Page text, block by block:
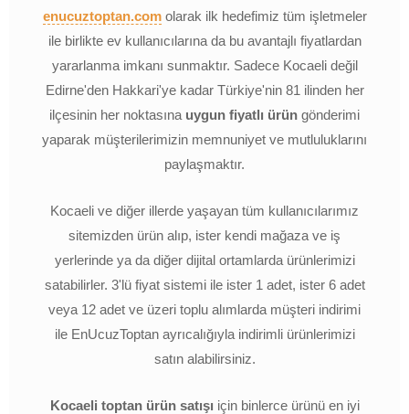
enucuztoptan.comolarak ilk hedefimiz tüm işletmeler
ile birlikte ev kullanıcılarına da bu avantajlı fiyatlardan
yararlanma imkanı sunmaktır. Sadece Kocaeli değil
Edirne'den Hakkari'ye kadar Türkiye'nin 81 ilinden her
ilçesinin her noktasına uygun fiyatlı ürün gönderimi
yaparak müşterilerimizin memnuniyet ve mutluluklarını
paylaşmaktır.
Kocaeli ve diğer illerde yaşayan tüm kullanıcılarımız
sitemizden ürün alıp, ister kendi mağaza ve iş
yerlerinde ya da diğer dijital ortamlarda ürünlerimizi
satabilirler. 3'lü fiyat sistemi ile ister 1 adet, ister 6 adet
veya 12 adet ve üzeri toplu alımlarda müşteri indirimi
ile EnUcuzToptan ayrıcalığıyla indirimli ürünlerimizi
satın alabilirsiniz.
Kocaeli toptan ürün satışı için binlerce ürünü en iyi